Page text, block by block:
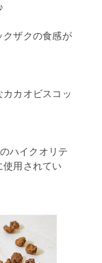
クザクの食感が
カオビスコッ
ハイクオリテ
使用されてい